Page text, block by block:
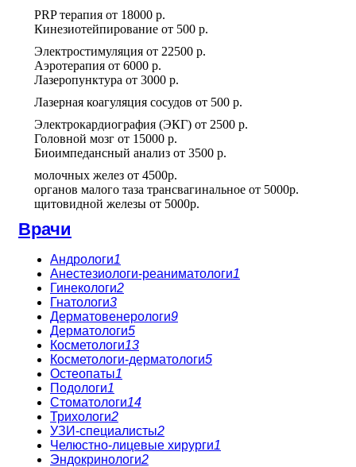
PRP терапия от 18000 р.
Кинезиотейпирование от 500 р.
Электростимуляция от 22500 р.
Аэротерапия от 6000 р.
Лазеропунктура от 3000 р.
Лазерная коагуляция сосудов от 500 р.
Электрокардиография (ЭКГ) от 2500 р.
Головной мозг от 15000 р.
Биоимпедансный анализ от 3500 р.
молочных желез от 4500р.
органов малого таза трансвагинальное от 5000р.
щитовидной железы от 5000р.
Врачи
Андрологи1
Анестезиологи-реаниматологи1
Гинекологи2
Гнатологи3
Дерматовенерологи9
Дерматологи5
Косметологи13
Косметологи-дерматологи5
Остеопаты1
Подологи1
Стоматологи14
Трихологи2
УЗИ-специалисты2
Челюстно-лицевые хирурги1
Эндокринологи2